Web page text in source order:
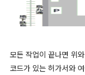
모든 작업이 끝나면 위
코드가 있는 허가서와